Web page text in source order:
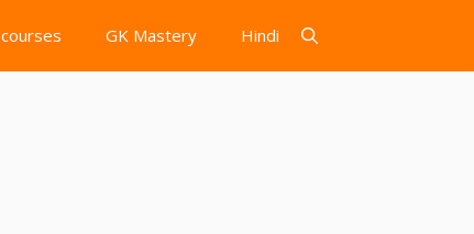
courses GK Mastery Hindi